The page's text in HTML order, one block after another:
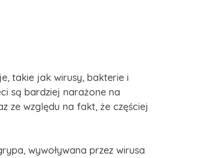
takie jak wirusy, bakterie i
są bardziej narażone na
ze względu na fakt, że częściej
wywoływana przez wirusa